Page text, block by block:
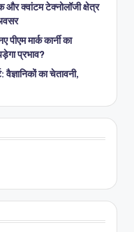
क्वांटम टेक्नोलॉजी क्षेत्र
मार्क कार्नी का
प्रभाव?
का चेतावनी,